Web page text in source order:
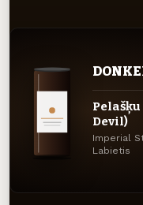
Devil)
Imperial
Labietis